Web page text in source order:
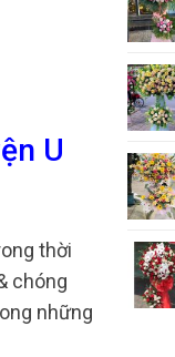
U
thời
chóng
những